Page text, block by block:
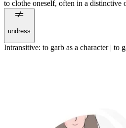
to clothe oneself, often in a distinctive
undress
Intransitive: to garb as a character | to